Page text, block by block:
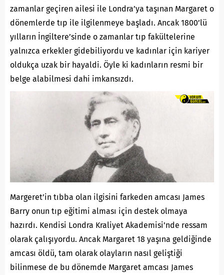
zamanlar geçiren ailesi ile Londra’ya taşınan Margaret o
dönemlerde tıp ile ilgilenmeye başladı. Ancak 1800’lü
yılların İngiltere’sinde o zamanlar tıp fakültelerine
yalnızca erkekler gidebiliyordu ve kadınlar için kariyer
oldukça uzak bir hayaldi. Öyle ki kadınların resmi bir
belge alabilmesi dahi imkansızdı.
Margeret’in tıbba olan ilgisini farkeden amcası James
Barry onun tıp eğitimi alması için destek olmaya
hazırdı. Kendisi Londra Kraliyet Akademisi’nde ressam
olarak çalışıyordu. Ancak Margaret 18 yaşına geldiğinde
amcası öldü, tam olarak olayların nasıl geliştiği
bilinmese de bu dönemde Margaret amcası James